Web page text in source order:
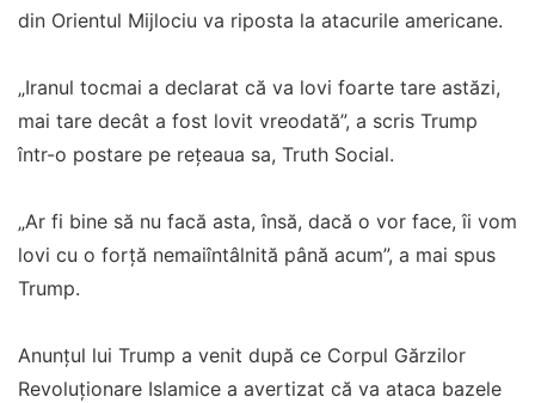
din Orientul Mijlociu va riposta la atacurile americane.
„Iranul tocmai a declarat că va lovi foarte tare astăzi,
mai tare decât a fost lovit vreodată”, a scris Trump
într-o postare pe rețeaua sa, Truth Social.
„Ar fi bine să nu facă asta, însă, dacă o vor face, îi vom
lovi cu o forță nemaiîntâlnită până acum”, a mai spus
Trump.
Anunțul lui Trump a venit după ce Corpul Gărzilor
Revoluționare Islamice a avertizat că va ataca bazele